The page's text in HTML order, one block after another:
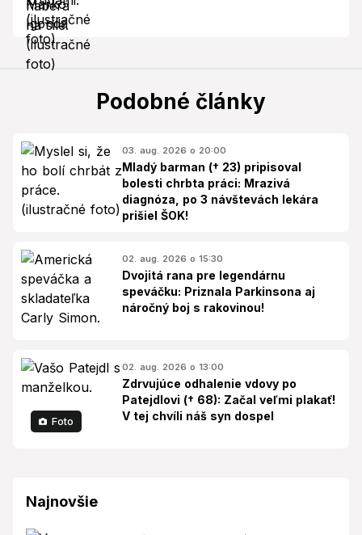
Podobné články
03. aug. 2026 o 20:00
Mladý barman († 23) pripisoval
bolesti chrbta práci: Mrazivá
diagnóza, po 3 návštevách lekára
prišiel ŠOK!
02. aug. 2026 o 15:30
Dvojitá rana pre legendárnu
speváčku: Priznala Parkinsona aj
náročný boj s rakovinou!
Foto
02. aug. 2026 o 13:00
Zdrvujúce odhalenie vdovy po
Patejdlovi († 68): Začal veľmi plakať!
V tej chvíli náš syn dospel
Najnovšie